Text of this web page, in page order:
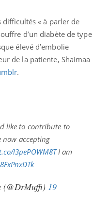
difficultés « à parler de
d’un diabète de type
élevé d’embolie
de la patiente, Shaimaa
.
like to contribute to
now accepting
l3pePOWM8TI am
(@DrMuffi) 19